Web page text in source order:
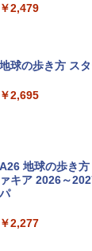
Coyote No.89 特
￥1,540
AIRLINE（エアラ
集】ボーイング
￥2,479
地球の歩き方 ス
￥2,695
A26 地球の歩き
ァキア 2026～
パ
￥2,277